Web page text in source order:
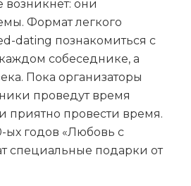
возникнет: они
Формат легкого
dating познакомиться с
собеседнике, а
Пока организаторы
проведут время
приятно провести время.
ых годов «Любовь с
специальные подарки от